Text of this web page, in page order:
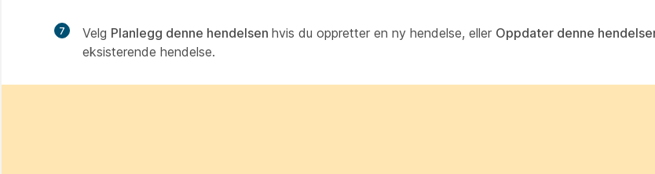
7 Velg Planlegg denne hendelsen hvis du oppretter en ny hendelse, eller Oppdater denne
eksisterende hendelse.